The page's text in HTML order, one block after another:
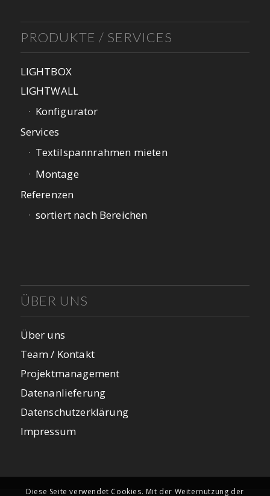
PRODUKTE / SERVICES
LIGHTBOX
LIGHTWALL
Konfigurator
Services
Textilspannrahmen mieten
Montage
Referenzen
sortiert nach Bereichen
ÜBER UNS
Über uns
Team / Kontakt
Projektmanagement
Datenanlieferung
Datenschutzerklärung
Impressum
Diese Seite verwendet Cookies. Mit der Weiternutzung der